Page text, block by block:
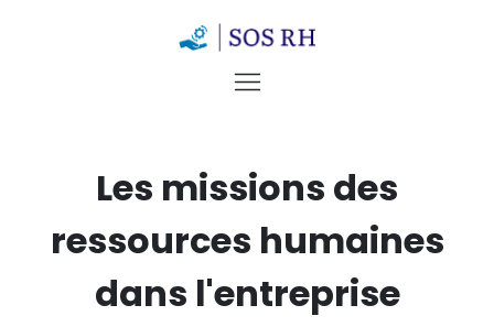
Les missions des
ressources humaines
dans l'entreprise